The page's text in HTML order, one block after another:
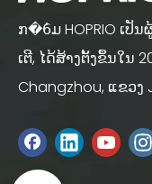
ກ�6່ມ HOPRIO ເປັ
ເຕີ, ໄດ້ສ້າງຕັ້ງຂຶ້ນໃນ
Changzhou, ແຂວງ